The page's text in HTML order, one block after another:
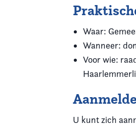
Waar:
Wanneer:
Voor wie:
U kunt zich